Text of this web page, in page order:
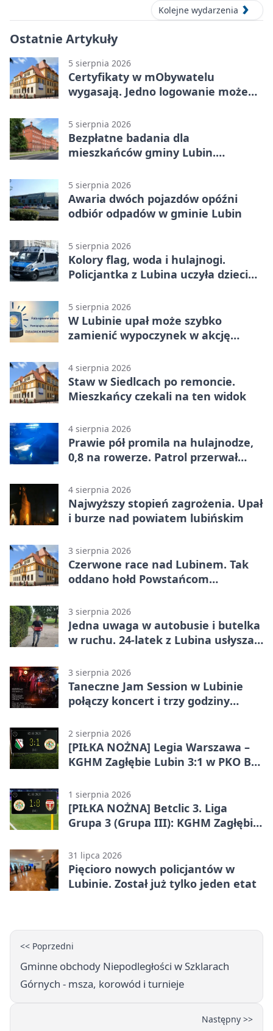
Kolejne wydarzenia
Ostatnie Artykuły
5 sierpnia 2026
Certyfikaty w mObywatelu
wygasają. Jedno logowanie może
5 sierpnia 2026
Bezpłatne badania dla
mieszkańców gminy Lubin.
5 sierpnia 2026
Awaria dwóch pojazdów opóźni
odbiór odpadów w gminie Lubin
5 sierpnia 2026
Kolory flag, woda i hulajnogi.
Policjantka z Lubina uczyła dzieci
5 sierpnia 2026
W Lubinie upał może szybko
zamienić wypoczynek w akcję
4 sierpnia 2026
Staw w Siedlcach po remoncie.
Mieszkańcy czekali na ten widok
4 sierpnia 2026
Prawie pół promila na hulajnodze,
0,8 na rowerze. Patrol przerwał
4 sierpnia 2026
Najwyższy stopień zagrożenia. Upał
i burze nad powiatem lubińskim
3 sierpnia 2026
Czerwone race nad Lubinem. Tak
oddano hołd Powstańcom
3 sierpnia 2026
Jedna uwaga w autobusie i butelka
w ruchu. 24-latek z Lubina usłyszał
3 sierpnia 2026
Taneczne Jam Session w Lubinie
połączy koncert i trzy godziny
2 sierpnia 2026
[PIŁKA NOŻNA] Legia Warszawa –
KGHM Zagłębie Lubin 3:1 w PKO BP
trzymali wynik, ale wracają bez
punktów
1 sierpnia 2026
[PIŁKA NOŻNA] Betclic 3. Liga
Grupa 3 (Grupa III): KGHM Zagłębie
31 lipca 2026
Pięcioro nowych policjantów w
Lubinie. Został już tylko jeden etat
<< Poprzedni
Gminne obchody Niepodległości w Szklarach
Górnych - msza, korowód i turnieje
Następny >>